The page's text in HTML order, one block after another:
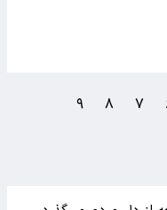
۷ ۸ ۹